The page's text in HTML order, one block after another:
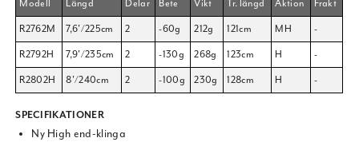
Modell Längd Delar Bete Vikt Tr. längd Aktion
Frakt
R2762M
7,6'/225cm 2 -60g 212g 121cm MH
-
R2792H
7,9'/235cm 2 -130g 268g 123cm H
-
R2802H
8'/240cm 2 -100g 230g 128cm H -
SPECIFIKATIONER
Ny High end-klinga